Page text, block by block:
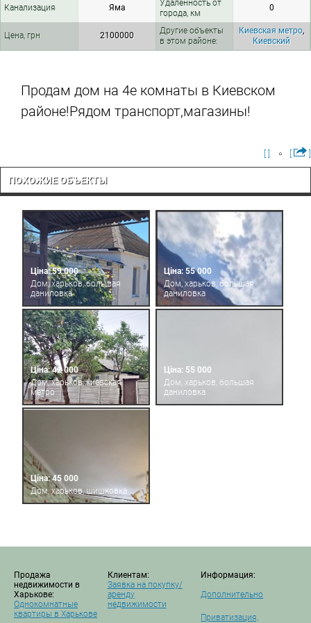
Канализация Яма
Удаленность от
города, км
0
Цена, грн 2100000
Другие объекты
в этом районе:
Киевская метро,
Киевский
Продам дом на 4е комнаты в Киевском
районе!Рядом транспорт,магазины!
ПОХОЖИЕ ОБЪЕКТЫ
Ціна: 59 000
Дом, харьков, большая
даниловка
Ціна: 55 000
Дом, харьков, большая
даниловка
Ціна: 42 000
Дом, харьков, киевская
метро
Ціна: 55 000
Дом, харьков, большая
даниловка
Ціна: 45 000
Дом, харьков, шишковка
Продажа
недвижимости в
Харькове:
Однокомнатные
квартиры в Харькове
Клиентам:
Заявка на покупку/
аренду
недвижимости
Информация:
Дополнительно
Приватизация,